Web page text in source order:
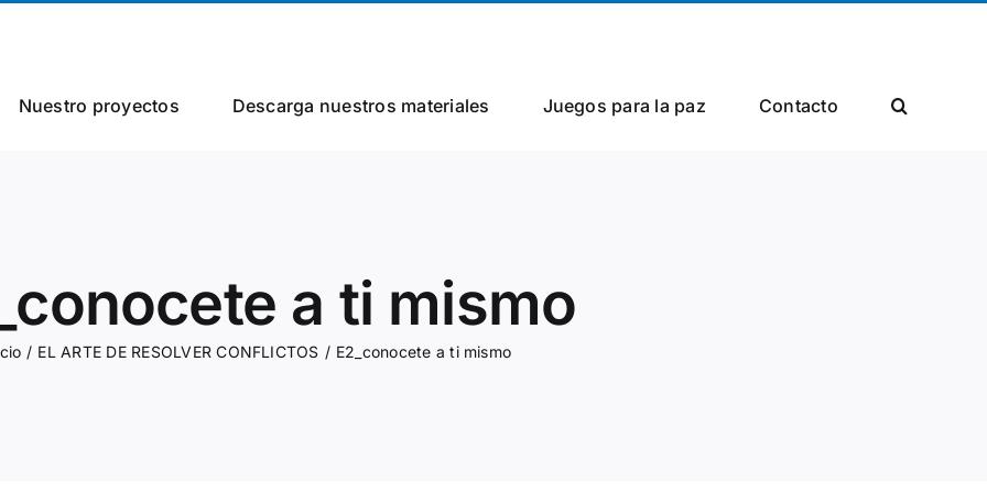
Nuestro proyectos Descarga nuestros materiales Juegos para la paz Сontacto
a ti mismo
/ EL ARTE DE RESOLVER CONFLICTOS / E2_conocete a ti mismo